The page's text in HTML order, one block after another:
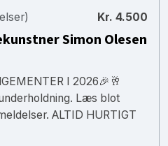
Kr. 4.500
Simon Olesen
I 2026🎉🥂
Læs blot
ALTID HURTIGT